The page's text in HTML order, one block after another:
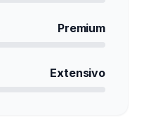
Premium
Extensivo